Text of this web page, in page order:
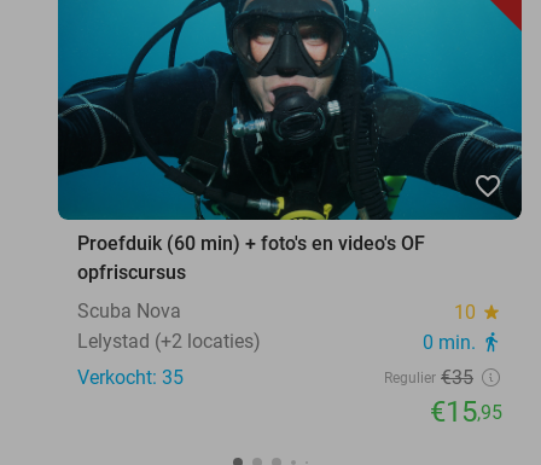
favorite_border
Proefduik (60 min) + foto's en video's OF
opfriscursus
Scuba Nova
10 star
Lelystad (+2 locaties) 0 min. directions_walk
Verkocht: 35 Regulier €35
€15,95